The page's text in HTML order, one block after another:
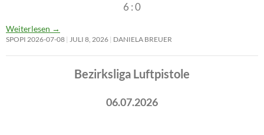
6 : 0
Weiterlesen →
SPOPI 2026-07-08 JULI 8, 2026 DANIELA BREUER
Bezirksliga Luftpistole
06.07.2026